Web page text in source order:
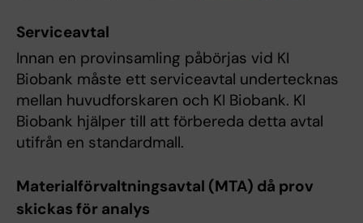
Serviceavtal
Innan en provinsamling påbörjas vid KI
Biobank måste ett serviceavtal undertecknas
mellan huvudforskaren och KI Biobank. KI
Biobank hjälper till att förbereda detta avtal
utifrån en standardmall.
Materialförvaltningsavtal (MTA) då prov
skickas för analys